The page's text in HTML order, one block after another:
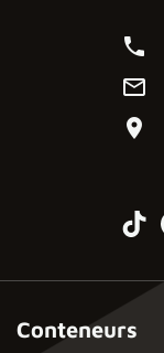
phone
mail_outline
place
Conteneurs